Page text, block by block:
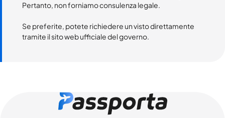
Pertanto, non forniamo consulenza legale.
Se preferite, potete richiedere un visto direttamente
tramite il sito web ufficiale del governo.